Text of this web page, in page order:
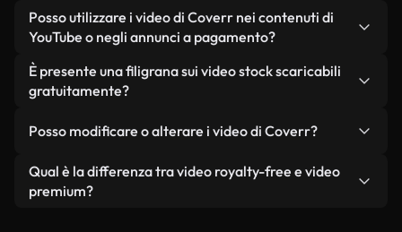
come LCP.
genererà in pochi secondi un video personalizzato
in conformità con i nostri standard di licenza.
Non è richiesto alcun riconoscimento dell'autore.
Tutti i video presenti nella nostra libreria sono
senza citare il creatore, sebbene sia sempre
gradito.
Posso utilizzare i video di Coverr nei contenuti di
YouTube o negli annunci a pagamento?
Sì. Tutti i filmati di Coverr possono essere utilizzati
in video monetizzati su YouTube, promozioni sui
condizione che non si rivendano o ridistribuiscano
È presente una filigrana sui video stock scaricabili
gratuitamente?
reali o generati dall'intelligenza artificiale, include
filigrane. Avrai a disposizione filmati puliti e pronti
all'uso.
Posso modificare o alterare i video di Coverr?
Sì. Siete liberi di tagliare, ritagliare o remixare i
nostri video. Assicuratevi solo che il prodotto
Qual è la differenza tra video royalty-free e video
premium?